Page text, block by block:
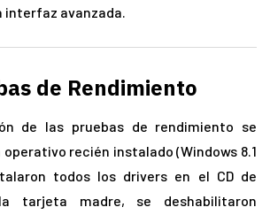
interfaz avanzada.
de Rendimiento
de las pruebas de rendimiento se
recién instalado (Windows 8.1
todos los drivers en el CD de
tarjeta madre, se deshabilitaron